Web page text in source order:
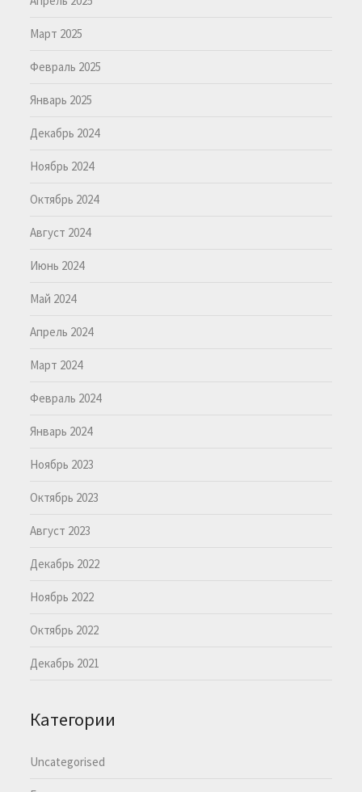
Март 2025
Февраль 2025
Январь 2025
Декабрь 2024
Ноябрь 2024
Октябрь 2024
Август 2024
Июнь 2024
Май 2024
Апрель 2024
Март 2024
Февраль 2024
Январь 2024
Ноябрь 2023
Октябрь 2023
Август 2023
Декабрь 2022
Ноябрь 2022
Октябрь 2022
Декабрь 2021
Категории
Uncategorised